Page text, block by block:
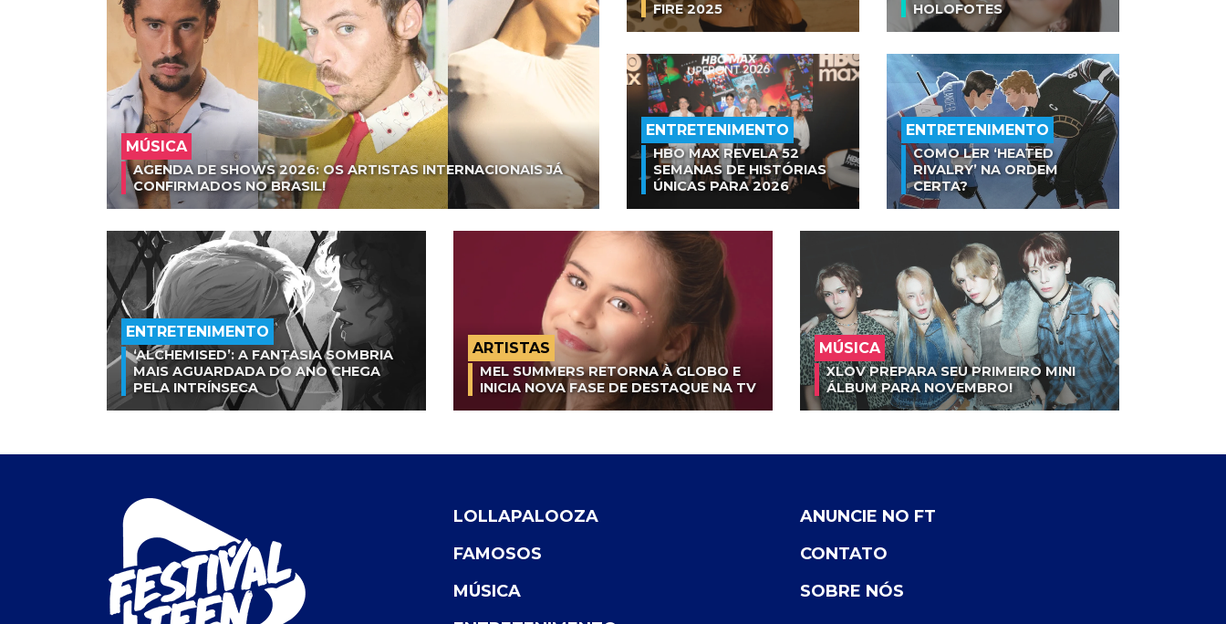
MÚSICA
AGENDA DE SHOWS 2026: OS ARTISTAS INTERNACIONAIS JÁ
CONFIRMADOS NO BRASIL!
FIRE 2025
HOLOFOTES
ENTRETENIMENTO
HBO MAX REVELA 52
SEMANAS DE HISTÓRIAS
ÚNICAS PARA 2026
ENTRETENIMENTO
COMO LER ‘HEATED
RIVALRY’ NA ORDEM
CERTA?
ENTRETENIMENTO
‘ALCHEMISED’: A FANTASIA SOMBRIA
MAIS AGUARDADA DO ANO CHEGA
PELA INTRÍNSECA
ARTISTAS
MEL SUMMERS RETORNA À GLOBO E
INICIA NOVA FASE DE DESTAQUE NA TV
MÚSICA
XLOV PREPARA SEU PRIMEIRO MINI
ÁLBUM PARA NOVEMBRO!
LOLLAPALOOZA
FAMOSOS
MÚSICA
ANUNCIE NO FT
CONTATO
SOBRE NÓS